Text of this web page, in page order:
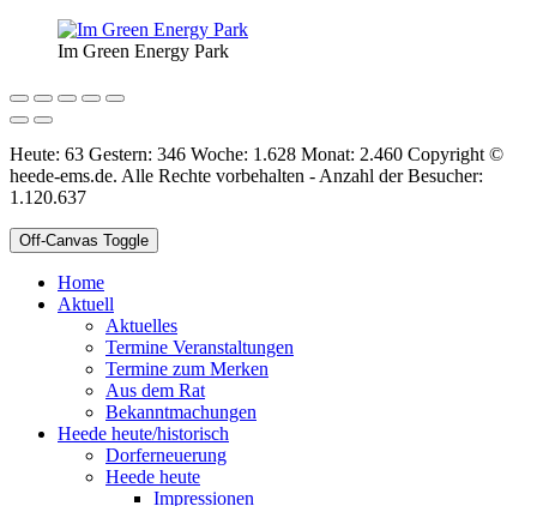
Im Green Energy Park
Heute: 63 Gestern: 346 Woche: 1.628 Monat: 2.460 Copyright ©
heede-ems.de. Alle Rechte vorbehalten - Anzahl der Besucher:
1.120.637
Off-Canvas Toggle
Home
Aktuell
Aktuelles
Termine Veranstaltungen
Termine zum Merken
Aus dem Rat
Bekanntmachungen
Heede heute/historisch
Dorferneuerung
Heede heute
Impressionen